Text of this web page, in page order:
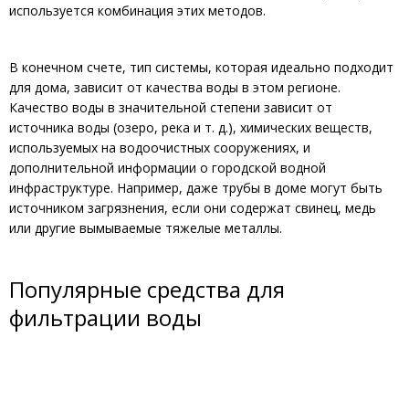
используется комбинация этих методов.
В конечном счете, тип системы, которая идеально подходит
для дома, зависит от качества воды в этом регионе.
Качество воды в значительной степени зависит от
источника воды (озеро, река и т. д.), химических веществ,
используемых на водоочистных сооружениях, и
дополнительной информации о городской водной
инфраструктуре. Например, даже трубы в доме могут быть
источником загрязнения, если они содержат свинец, медь
или другие вымываемые тяжелые металлы.
Популярные средства для
фильтрации воды